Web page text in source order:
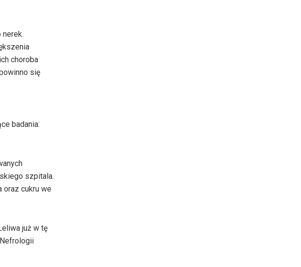
choroba
się
badania:
szpitala.
oraz cukru we
już w tę